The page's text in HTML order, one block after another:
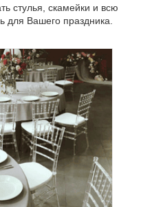
стулья, скамейки и всю
Вашего праздника.